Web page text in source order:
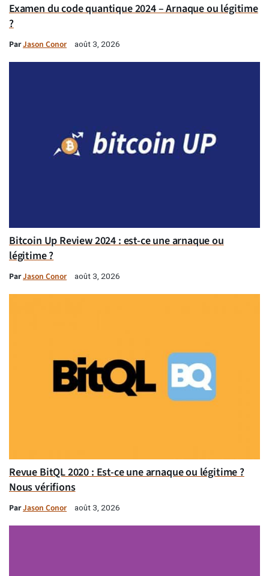
Examen du code quantique 2024 – Arnaque ou légitime
?
ParJason Conor août 3, 2026
Bitcoin Up Review 2024 : est-ce une arnaque ou
légitime ?
ParJason Conor août 3, 2026
Revue BitQL 2020 : Est-ce une arnaque ou légitime ?
Nous vérifions
ParJason Conor août 3, 2026